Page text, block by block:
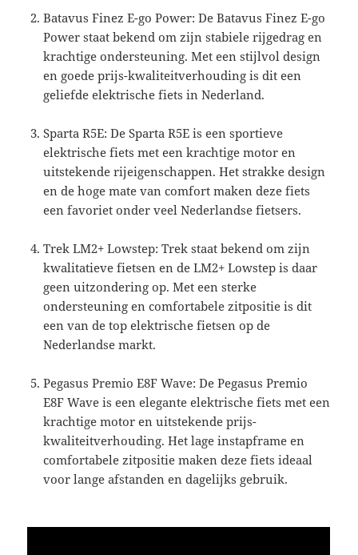
Batavus Finez E-go Power: De Batavus Finez E-go
Power staat bekend om zijn stabiele rijgedrag en
krachtige ondersteuning. Met een stijlvol design
en goede prijs-kwaliteitverhouding is dit een
geliefde elektrische fiets in Nederland.
Sparta R5E: De Sparta R5E is een sportieve
elektrische fiets met een krachtige motor en
uitstekende rijeigenschappen. Het strakke design
en de hoge mate van comfort maken deze fiets
een favoriet onder veel Nederlandse fietsers.
Trek LM2+ Lowstep: Trek staat bekend om zijn
kwalitatieve fietsen en de LM2+ Lowstep is daar
geen uitzondering op. Met een sterke
ondersteuning en comfortabele zitpositie is dit
een van de top elektrische fietsen op de
Nederlandse markt.
Pegasus Premio E8F Wave: De Pegasus Premio
E8F Wave is een elegante elektrische fiets met een
krachtige motor en uitstekende prijs-
kwaliteitverhouding. Het lage instapframe en
comfortabele zitpositie maken deze fiets ideaal
voor lange afstanden en dagelijks gebruik.